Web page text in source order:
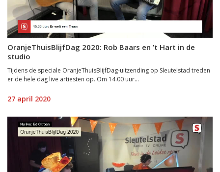
OranjeThuisBlijfDag 2020: Rob Baars en ’t Hart in de
studio
Tijdens de speciale OranjeThuisBlijfDag-uitzending op Sleutelstad treden
er de hele dag live artiesten op. Om 14.00 uur...
27 april 2020